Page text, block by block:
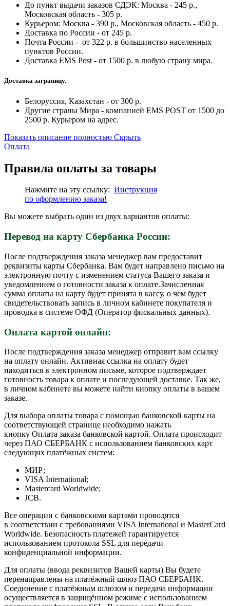
До пункт выдачи заказов СДЭК: Москва - 245 р.,
Московская область - 305 р.
Курьером: Москва - 390 р., Московская область - 450 р.
Доставка по России - от 245 р.
Почта России - от 322 р. в большинство населенных
пунктов России.
Доставка EMS Post - от 1500 р. в любую страну мира.
Доставка заграницу.
Белоруссия, Казахстан - от 300 р.
Другие страны Мира - компанией EMS POST от 1500 до
2500 р. Курьером на адрес.
Показать описание полностью Скрыть
Оплата
Правила оплаты за товары
Нажмите на эту ссылку: Инструкция
по оформлению заказа!
Вы можете выбрать один из двух вариантов оплаты:
Перевод на карту Сбербанка России:
После подтверждения заказа менеджер вам предоставит
реквизиты карты Сбербанка. Вам будет направлено письмо на
электронную почту с изменением статуса Вашего заказа и
уведомлением о готовности заказа к оплате.Зачисленная
сумма оплаты на карту будет принята в кассу, о чем будет
свидетельствовать запись в личном кабинете покупателя и
проводка в системе ОФД (Оператор фискальных данных).
Оплата картой онлайн:
После подтверждения заказа менеджер отправит вам ссылку
на оплату онлайн. Активная ссылка на оплату будет
находиться в электронном письме, которое подтверждает
готовность товара к оплате и последующей доставке. Так же,
в личном кабинете вы можете найти кнопку оплаты в вашем
заказе.
Для выбора оплаты товара с помощью банковской карты на
соответствующей странице необходимо нажать
кнопку Оплата заказа банковской картой. Оплата происходит
через ПАО СБЕРБАНК с использованием банковских карт
следующих платёжных систем:
МИР;
VISA International;
Mastercard Worldwide;
JCB.
Все операции с банковскими картами проводятся
в соответствии с требованиями VISA International и MasterCard
Worldwide. Безопасность платежей гарантируется
использованием протокола SSL для передачи
конфиденциальной информации.
Для оплаты (ввода реквизитов Вашей карты) Вы будете
перенаправлены на платёжный шлюз ПАО СБЕРБАНК.
Соединение с платёжным шлюзом и передача информации
осуществляется в защищённом режиме с использованием